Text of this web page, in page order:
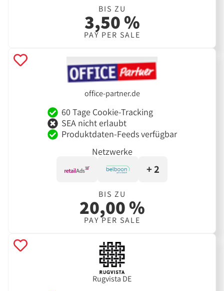
BIS ZU
3,50 %
PAY PER SALE
office-partner.de
60 Tage Cookie-Tracking
SEA nicht erlaubt
Produktdaten-Feeds verfügbar
Netzwerke
+ 2
BIS ZU
20,00 %
PAY PER SALE
Rugvista DE